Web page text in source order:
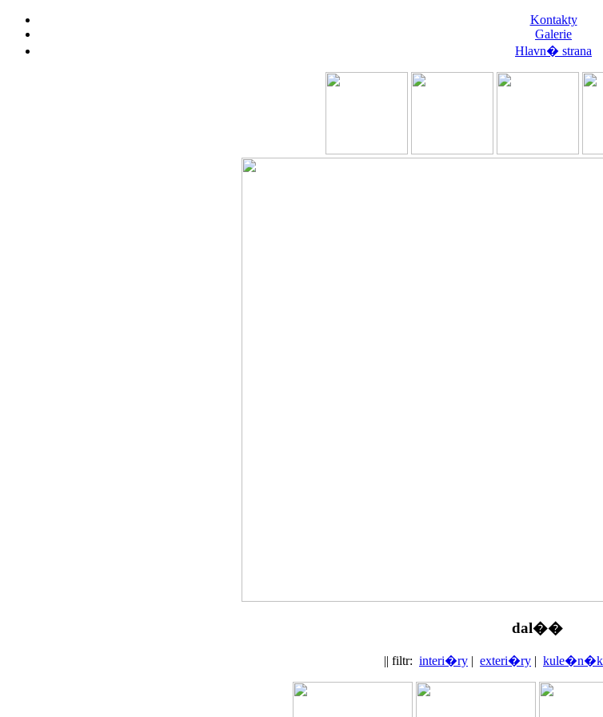
Kontakty
Galerie
Hlavn� strana
dal��
|| filtr: interi�ry | exteri�ry |